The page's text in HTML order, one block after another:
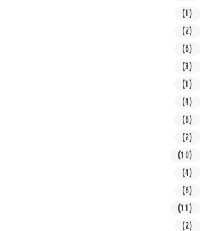
(1)
(2)
(6)
(3)
(1)
(4)
(6)
(2)
(10)
(4)
(6)
(11)
(2)